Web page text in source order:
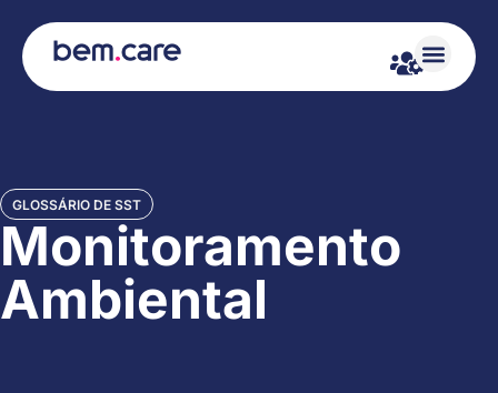
GLOSSÁRIO DE SST
Monitoramento
Ambiental